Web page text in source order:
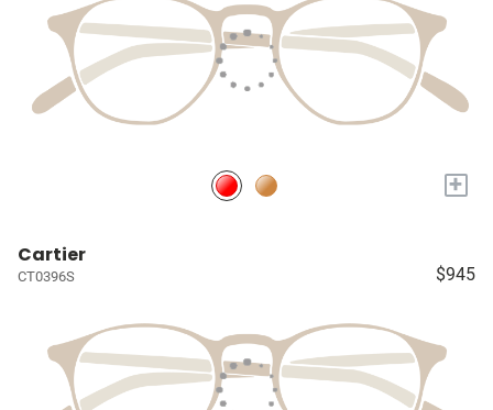
+
Cartier
CT0396S $945